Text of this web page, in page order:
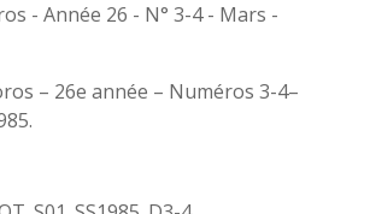
- Année 26 - N° 3-4 - Mars -
– 26e année – Numéros 3-4–